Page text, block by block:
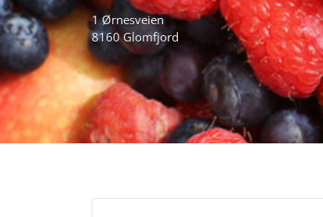
1 Ørnesveien
8160 Glomfjord